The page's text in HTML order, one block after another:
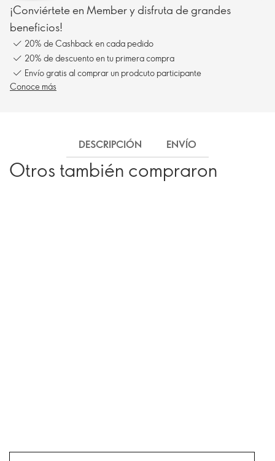
¡Conviértete en Member y disfruta de grandes
beneficios!
20% de Cashback en cada pedido
20% de descuento en tu primera compra
Envío gratis al comprar un prodcuto participante
Conoce más
DESCRIPCIÓN ENVÍO
Otros también compraron